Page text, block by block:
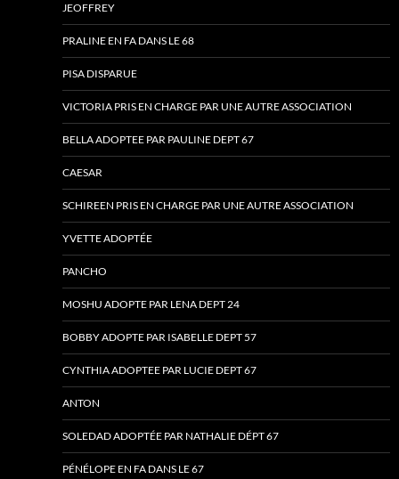
JEOFFREY
PRALINE EN FA DANS LE 68
PISA DISPARUE
VICTORIA PRIS EN CHARGE PAR UNE AUTRE ASSOCIATION
BELLA ADOPTEE PAR PAULINE DEPT 67
CAESAR
SCHIREEN PRIS EN CHARGE PAR UNE AUTRE ASSOCIATION
YVETTE ADOPTÉE
PANCHO
MOSHU ADOPTE PAR LENA DEPT 24
BOBBY ADOPTE PAR ISABELLE DEPT 57
CYNTHIA ADOPTEE PAR LUCIE DEPT 67
ANTON
SOLEDAD ADOPTÉE PAR NATHALIE DÉPT 67
PÉNÉLOPE EN FA DANS LE 67